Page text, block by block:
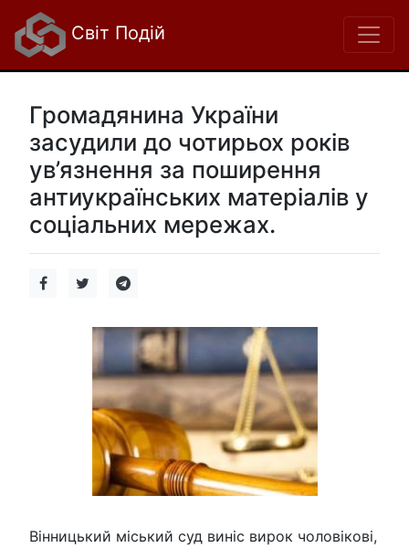
Світ Подій
Громадянина України
засудили до чотирьох років
ув’язнення за поширення
антиукраїнських матеріалів у
соціальних мережах.
Вінницький міський суд виніс вирок чоловікові,